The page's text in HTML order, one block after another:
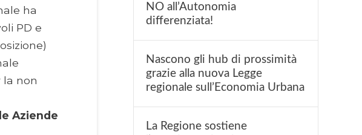
ha
PD e
la non
Aziende
NO all’Autonomia
differenziata!
Nascono gli hub di prossimità
grazie alla nuova Legge
regionale sull’Economia Urbana
La Regione sostiene